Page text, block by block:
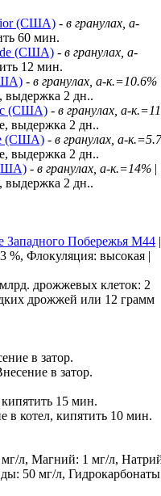
(США) - в гранулах, a-
60 мин.
(США) - в гранулах, a-
12 мин.
- в гранулах, a-к.=10.6%
выдержка 2 дн..
(США) - в гранулах, a-
выдержка 2 дн..
(США) - в гранулах, a-
выдержка 2 дн..
- в гранулах, a-к.=14% |
выдержка 2 дн..
Западного Побережья M44 |
%, Флокуляция: высокая |
дрожжевых клеток: 2
дрожжей или 12 грамм
в затор.
в затор.
15 мин.
в котел, кипятить 10 мин.
л, Магний: 1 мг/л,
50 мг/л,